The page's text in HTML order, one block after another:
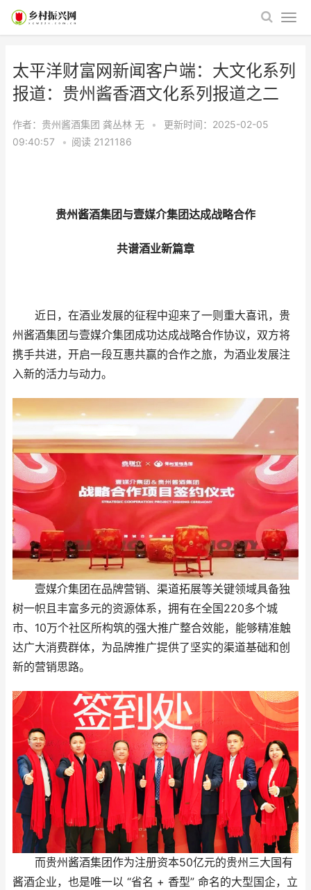
太平洋财富网新闻客户端：大文化系列
报道：贵州酱香酒文化系列报道之二
作者：贵州酱酒集团 龚丛林 无 •
更新时间：2025-02-05
09:40:57
• 阅读 2121186
贵州酱酒集团与壹媒介集团达成战略合作
共谱酒业新篇章
近日，在酒业发展的征程中迎来了一则重大喜讯，贵
州酱酒集团与壹媒介集团成功达成战略合作协议，双方将
携手共进，开启一段互惠共赢的合作之旅，为酒业发展注
入新的活力与动力。
壹媒介集团在品牌营销、渠道拓展等关键领域具备独
树一帜且丰富多元的资源体系，拥有在全国220多个城
市、10万个社区所构筑的强大推广整合效能，能够精准触
达广大消费群体，为品牌推广提供了坚实的渠道基础和创
新的营销思路。
而贵州酱酒集团作为注册资本50亿元的贵州三大国有
酱酒企业，也是唯一以 “省名 + 香型” 命名的大型国企，立